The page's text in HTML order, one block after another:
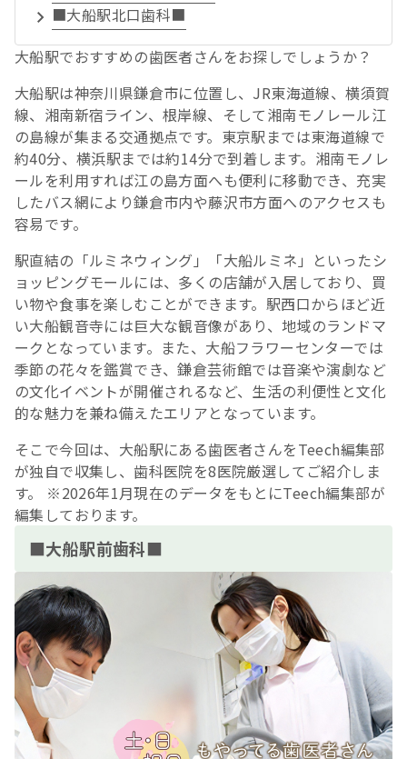
■大船駅北口歯科■
大船駅でおすすめの歯医者さんをお探しでしょうか？
大船駅は神奈川県鎌倉市に位置し、JR東海道線、横須賀
線、湘南新宿ライン、根岸線、そして湘南モノレール江
の島線が集まる交通拠点です。東京駅までは東海道線で
約40分、横浜駅までは約14分で到着します。湘南モノレ
ールを利用すれば江の島方面へも便利に移動でき、充実
したバス網により鎌倉市内や藤沢市方面へのアクセスも
容易です。
駅直結の「ルミネウィング」「大船ルミネ」といったシ
ョッピングモールには、多くの店舗が入居しており、買
い物や食事を楽しむことができます。駅西口からほど近
い大船観音寺には巨大な観音像があり、地域のランドマ
ークとなっています。また、大船フラワーセンターでは
季節の花々を鑑賞でき、鎌倉芸術館では音楽や演劇など
の文化イベントが開催されるなど、生活の利便性と文化
的な魅力を兼ね備えたエリアとなっています。
そこで今回は、大船駅にある歯医者さんをTeech編集部
が独自で収集し、歯科医院を8医院厳選してご紹介しま
す。 ※2026年1月現在のデータをもとにTeech編集部が
編集しております。
■大船駅前歯科■